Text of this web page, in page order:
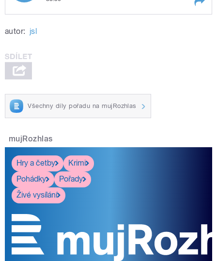
pause
autor: jsl
Všechny díly pořadu na mujRozhlas
mujRozhlas
Hry a četby
Krimi
Pohádky
Pořady
Živé vysílání